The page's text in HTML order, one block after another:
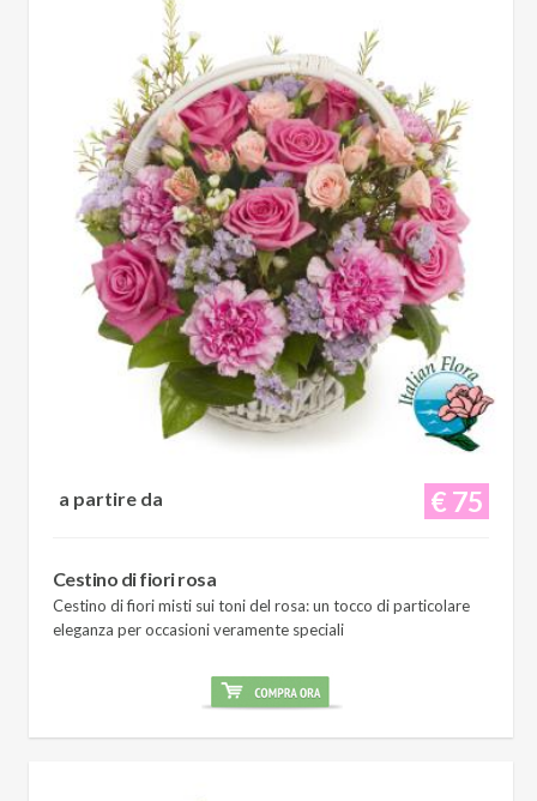
€ 75
a partire da
Cestino di fiori rosa
Cestino di fiori misti sui toni del rosa: un tocco di particolare
eleganza per occasioni veramente speciali